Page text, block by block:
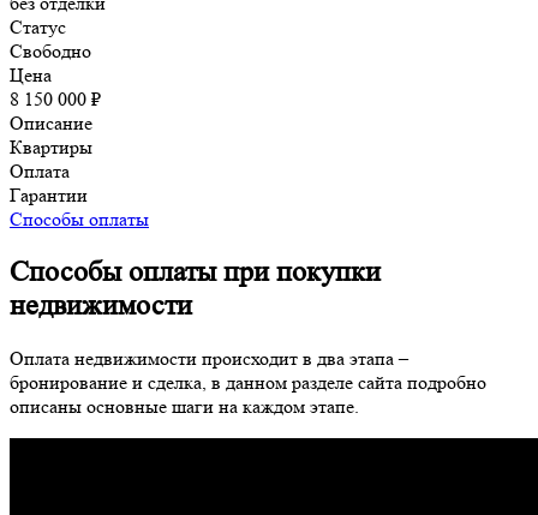
Статус
Свободно
Цена
8 150 000 ₽
Описание
Квартиры
Оплата
Гарантии
Способы оплаты
Способы оплаты при покупки
недвижимости
Оплата недвижимости происходит в два этапа –
бронирование и сделка, в данном разделе сайта подробно
описаны основные шаги на каждом этапе.